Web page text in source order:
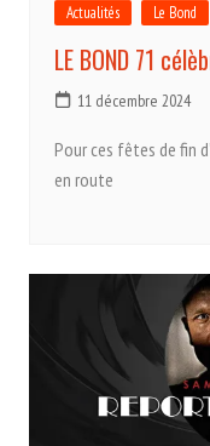
Actualités Le Bond
LE BOND 71
11 décembre 2024
Pour ces fêtes de fin
en route